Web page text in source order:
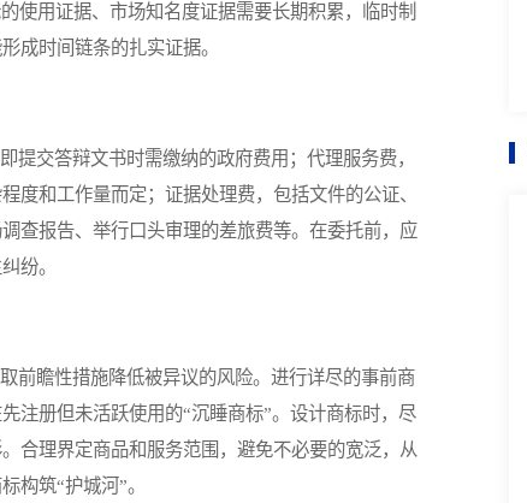
使用证据、市场知名度证据需要长期积累，临时制
成时间链条的扎实证据。
交答辩文书时需缴纳的政府费用；代理服务费，
度和工作量而定；证据处理费，包括文件的公证、
查报告、举行口头审理的差旅费等。在委托前，应
纷。
瞻性措施降低被异议的风险。进行详尽的事前商
注册但未活跃使用的“沉睡商标”。设计商标时，尽
合理界定商品和服务范围，避免不必要的宽泛，从
构筑“护城河”。